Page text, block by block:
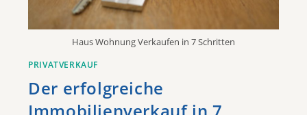
Haus Wohnung Verkaufen in 7 Schritten
PRIVATVERKAUF
Der erfolgreiche
Immobilienverkauf in 7